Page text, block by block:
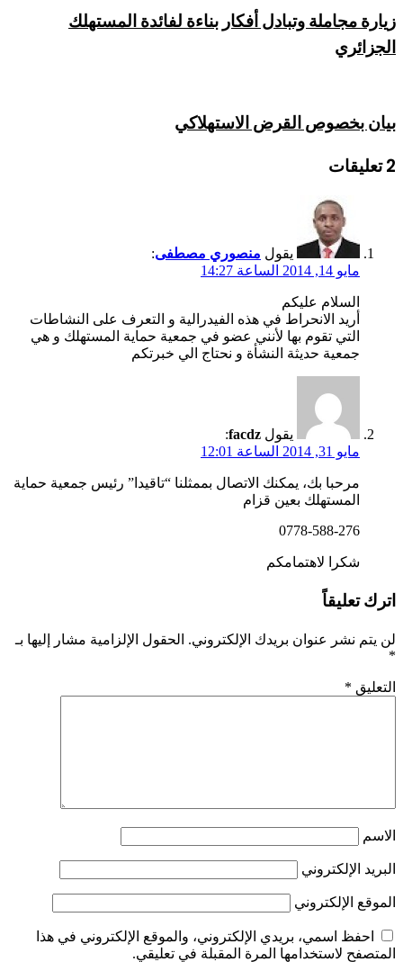
زيارة مجاملة وتبادل أفكار بناءة لفائدة المستهلك
الجزائري
بيان بخصوص القرض الاستهلاكي
‫2 تعليقات
يقول منصوري مصطفى:
مايو 14, 2014 الساعة 14:27
السلام عليكم
أريد الانحراط في هذه الفيدرالية و التعرف على النشاطات
التي تقوم بها لأنني عضو في جمعية حماية المستهلك و هي
جمعية حديثة النشأة و نحتاج الي خبرتكم
يقول facdz
:
مايو 31, 2014 الساعة 12:01
مرحبا بك، يمكنك الاتصال بممثلنا “تاقيدا” رئيس جمعية حماية
المستهلك بعين قزام
0778-588-276
شكرا لاهتمامكم
اترك تعليقاً
لن يتم نشر عنوان بريدك الإلكتروني. الحقول الإلزامية مشار إليها بـ
*
التعليق *
الاسم
البريد الإلكتروني
الموقع الإلكتروني
احفظ اسمي، بريدي الإلكتروني، والموقع الإلكتروني في هذا
المتصفح لاستخدامها المرة المقبلة في تعليقي.